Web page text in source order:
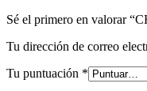
Sé el primero en valorar
Tu dirección de correo
Tu puntuación *